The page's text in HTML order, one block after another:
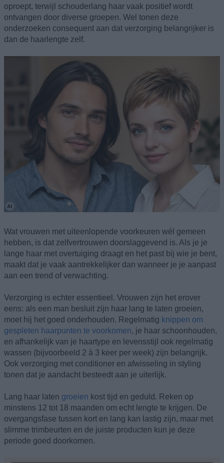
oproept, terwijl schouderlang haar vaak positief wordt
ontvangen door diverse groepen. Wel tonen deze
onderzoeken consequent aan dat verzorging belangrijker is
dan de haarlengte zelf.
Wat vrouwen met uiteenlopende voorkeuren wél gemeen
hebben, is dat zelfvertrouwen doorslaggevend is. Als je je
lange haar met overtuiging draagt en het past bij wie je bent,
maakt dat je vaak aantrekkelijker dan wanneer je je aanpast
aan een trend of verwachting.
Verzorging is echter essentieel. Vrouwen zijn het erover
eens: als een man besluit zijn haar lang te laten groeien,
moet hij het goed onderhouden. Regelmatig knippen om
gespleten haarpunten te voorkomen, je haar schoonhouden,
en afhankelijk van je haartype en levensstijl ook regelmatig
wassen (bijvoorbeeld 2 à 3 keer per week) zijn belangrijk.
Ook verzorging met conditioner en afwisseling in styling
tonen dat je aandacht besteedt aan je uiterlijk.
Lang haar laten groeien kost tijd en geduld. Reken op
minstens 12 tot 18 maanden om echt lengte te krijgen. De
overgangsfase tussen kort en lang kan lastig zijn, maar met
slimme trimbeurten en de juiste producten kun je deze
periode goed doorkomen.